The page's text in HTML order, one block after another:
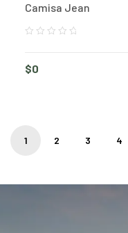
Camisa Jean
$0
1 2 3 4